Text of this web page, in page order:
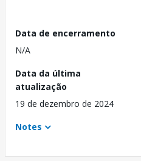
Data de encerramento
N/A
Data da última
atualização
19 de dezembro de 2024
Notes